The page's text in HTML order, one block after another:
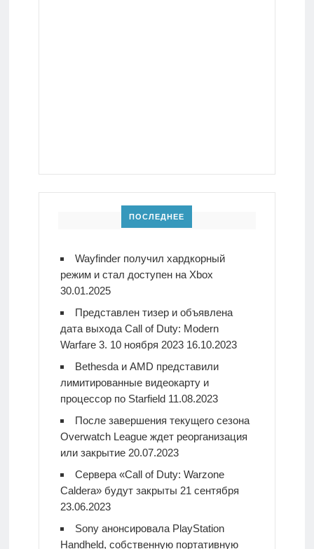
ПОСЛЕДНЕЕ
Wayfinder получил хардкорный
режим и стал доступен на Xbox
30.01.2025
Представлен тизер и объявлена
дата выхода Call of Duty: Modern
Warfare 3. 10 ноября 2023 16.10.2023
Bethesda и AMD представили
лимитированные видеокарту и
процессор по Starfield 11.08.2023
После завершения текущего сезона
Overwatch League ждет реорганизация
или закрытие 20.07.2023
Сервера «Call of Duty: Warzone
Caldera» будут закрыты 21 сентября
23.06.2023
Sony анонсировала PlayStation
Handheld, собственную портативную